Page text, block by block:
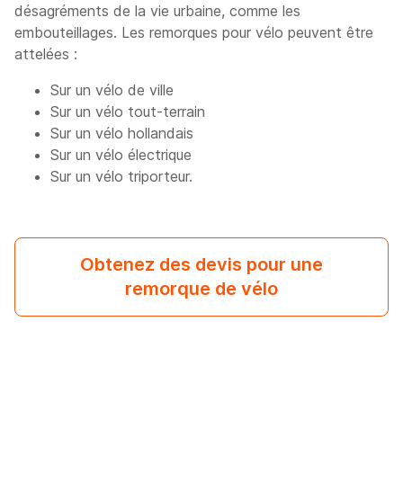
désagréments de la vie urbaine, comme les
embouteillages. Les remorques pour vélo peuvent être
attelées :
Sur un vélo de ville
Sur un vélo tout-terrain
Sur un vélo hollandais
Sur un vélo électrique
Sur un vélo triporteur.
Obtenez des devis pour une
remorque de vélo